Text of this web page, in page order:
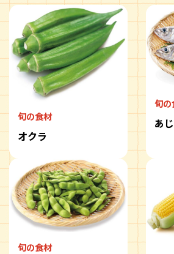
旬の食材
オクラ
旬の
あじ
旬の食材